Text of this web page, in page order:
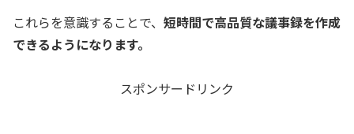
これらを意識することで、 短時間で高品質な議事録を作成
できるようになります。
スポンサードリンク